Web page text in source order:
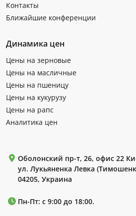
Контакты
Ближайшие конференции
Динамика цен
Цены на зерновые
Цены на масличные
Цены на пшеницу
Цены на кукурузу
Цены на рапс
Аналитика цен
Оболонский пр-т, 26, офис 22
ул. Лукьяненка Левка
04205, Украина
Пн-Пт: с 9:00 до 18:00.